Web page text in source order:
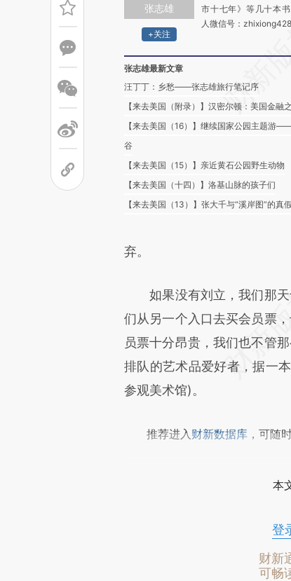
张志雄
+关注
市十七年》等几十本
人微信号：zhixiong428
张志雄最新文章
汪丁丁：乡愁——张志雄旅行笔记序
【来去美国（附录）】汉密尔顿：美国金融
【来去美国（16）】继续国家公园主题游
谷
【来去美国（15）】亲近黄石公园野生动物
【来去美国（十四）】洛基山脉的孩子们
【来去美国（13）】张大千与“溪岸图”的真
弃。
如果没有刘立，我们那天
们从另一个入口去买会员票
员票十分昂贵，我们也不管
排队的艺术品爱好者，据一
参观美术馆)。
推荐进入 财新数据库 ，可随
本
登
财新
可畅